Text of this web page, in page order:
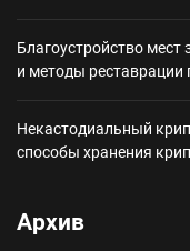
Благоустройство мест
и методы реставрации
Некастодиальный
способы хранения
Архив